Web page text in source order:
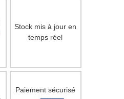
Stock mis à jour en
temps réel
Paiement sécurisé